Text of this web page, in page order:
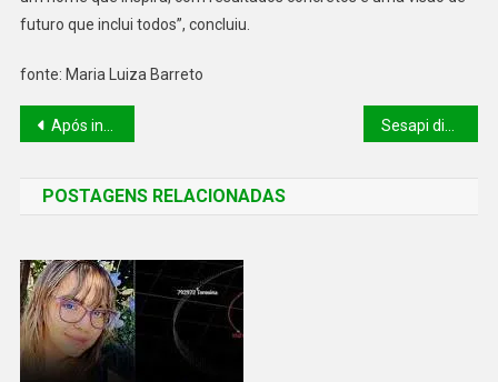
futuro que inclui todos”, concluiu.
fonte: Maria Luiza Barreto
Após investigação, Semarh descarta impactos significativos na qualidade da água no Açude Caldeirão
POSTAGENS RELACIONADAS